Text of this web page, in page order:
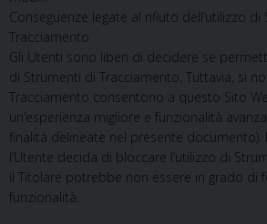
Conseguenze legate al rifiuto dell’utilizzo di
Tracciamento
Gli Utenti sono liberi di decidere se
di Strumenti di Tracciamento. Tuttavia, si
Tracciamento consentono a questo Sito
un’esperienza migliore e funzionalità
finalità delineate nel presente documento).
l’Utente decida di bloccare l’utilizzo di
il Titolare potrebbe non essere in grado di
funzionalità.